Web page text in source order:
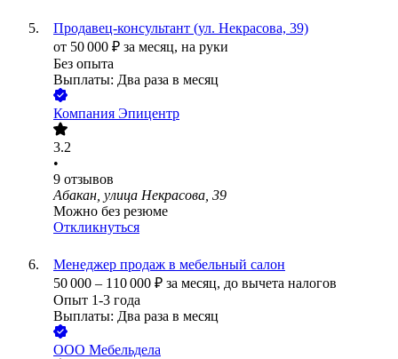
Продавец-консультант (ул. Некрасова, 39)
от 50 000 ₽ за месяц, на руки
Без опыта
Выплаты: Два раза в месяц
Компания Эпицентр
3.2
•
9 отзывов
Абакан, улица Некрасова, 39
Можно без резюме
Откликнуться
Менеджер продаж в мебельный салон
50 000 – 110 000 ₽ за месяц, до вычета налогов
Опыт 1-3 года
Выплаты: Два раза в месяц
ООО Мебельдела